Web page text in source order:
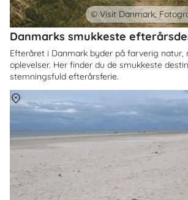
Danmarks smukkeste
Efteråret i Danmark byder på farverig
oplevelser. Her finder du de smukkeste
stemningsfuld efterårsferie.
© Visit Danmark,